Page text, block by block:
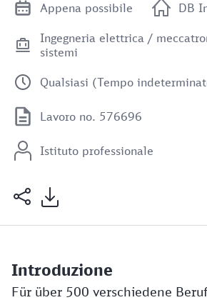
Appena possibile DB
Ingegneria elettrica /
sistemi
Qualsiasi (Tempo
Lavoro no. 576696
Istituto professionale
Introduzione
Für über 500 verschiedene